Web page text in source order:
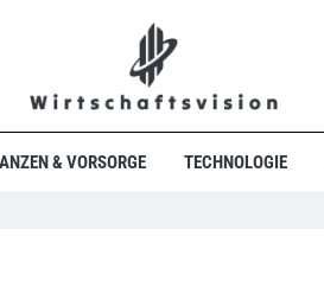
& VORSORGE TECHNOLOGIE